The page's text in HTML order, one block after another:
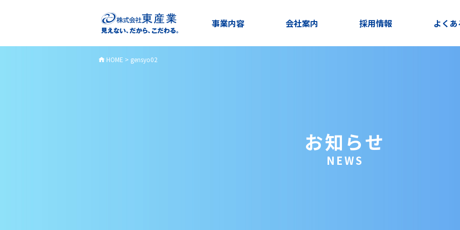
事業内容 会社案内 採用情報 よく
HOME > gensyo02
お知らせ
NEWS